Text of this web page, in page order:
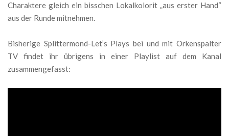
Charaktere gleich ein bisschen Lokalkolorit „aus erster Hand“
aus der Runde mitnehmen.
Bisherige Splittermond-Let’s Plays bei und mit Orkenspalter
TV findet ihr übrigens in einer Playlist auf dem Kanal
zusammengefasst: